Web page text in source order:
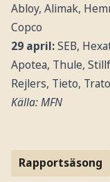
Abloy, Alimak,
Copco
29 april:SEB,
Apotea, Thule,
Rejlers, Tieto,
Källa: MFN
Rapportsäsong